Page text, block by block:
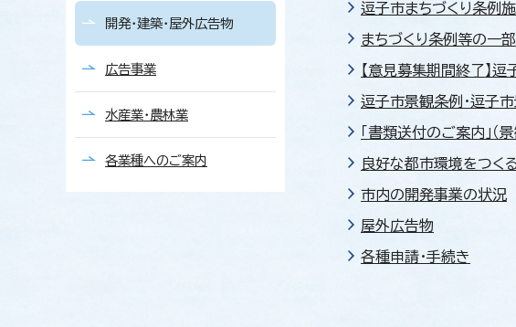
逗子市まちづくり条例
まちづくり条例等の一
【意見募集期間終了】
逗子市景観条例・逗子
「書類送付のご案内」
良好な都市環境をつく
市内の開発事業の状況
屋外広告物
各種申請・手続き
開発・建築・屋外広告物
広告事業
水産業・農林業
各業種へのご案内